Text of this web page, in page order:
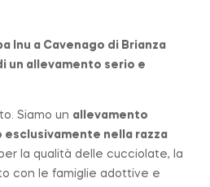
Inu a Cavenago di Brianza
un allevamento serio e
Siamo un allevamento
esclusivamente nella razza
la qualità delle cucciolate, la
con le famiglie adottive e